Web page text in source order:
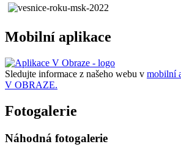
Mobilní aplikace
Sledujte informace z našeho webu v mobilní
V OBRAZE.
Fotogalerie
Náhodná fotogalerie